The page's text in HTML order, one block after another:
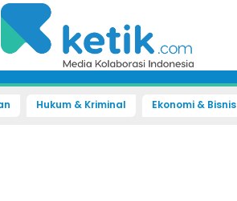
Hukum & Kriminal Ekonomi & Bisnis